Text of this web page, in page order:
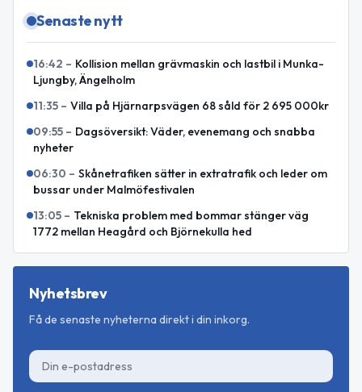
Senaste nytt
16:42 – Kollision mellan grävmaskin och lastbil i Munka-
Ljungby, Ängelholm
11:35 – Villa på Hjärnarpsvägen 68 såld för 2 695 000kr
09:55 – Dagsöversikt: Väder, evenemang och snabba
nyheter
06:30 – Skånetrafiken sätter in extratrafik och leder om
bussar under Malmöfestivalen
13:05 – Tekniska problem med bommar stänger väg
1772 mellan Heagård och Björnekulla hed
Nyhetsbrev
Få de senaste nyheterna direkt i din inkorg.